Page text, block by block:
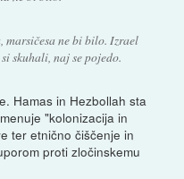
marsičesa ne bi bilo. Izrael
skuhali, naj se pojedo.
Hamas in Hezbollah sta
"kolonizacija in
ter etnično čiščenje in
proti zločinskemu